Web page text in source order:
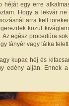
héját egy erre
Hogy a lekvár
arra kell
közül
egész procedúra
tányér vagy tálka
kupac héj és
edény alján. Ennek